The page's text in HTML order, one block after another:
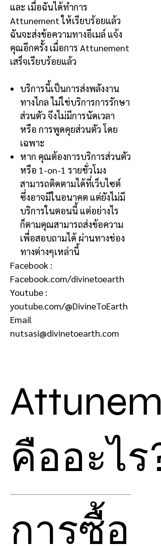
และ เมื่อฉันได้ทำการ
Attunementให้เรียบร้อยแล้ว
ฉันจะส่งข้อความทางอีเมล์ แจ้ง
คุณอีกครั้ง เมื่อการ Attunement
เสร็จเรียบร้อยแล้ว
บริการนี้เป็นการส่งพลังงาน
ทางไกล ไม่ใช่บริการการรักษา
ส่วนตัว จึงไม่มีการนัดเวลา
หรือ การพูดคุยส่วนตัว โดย
เฉพาะ
หาก คุณต้องการบริการส่วนตัว
หรือ 1-on-1 รายชั่วโมง
สามารถติดตามได้ที่เว็บไซต์
ซึ่งอาจมีในอนาคต แต่ยังไม่มี
บริการในตอนนี้ แต่อย่างไร
ก็ตามคุณสามารถส่งข้อความ
เพื่อสอบถามได้ ผ่านทางช่อง
ทางต่างๆเหล่านี้
Facebook :
Facebook.com/divinetoearth
Youtube :
youtube.com/@DivineToEarth
Email
nutsasi@divinetoearth.com
คืออะไร?
คือ การปรับ
คลื่นความถี่ของเรา ให้สามารถ
ดึงพลังงานจากChiball ที่ถูก
การซื้อ